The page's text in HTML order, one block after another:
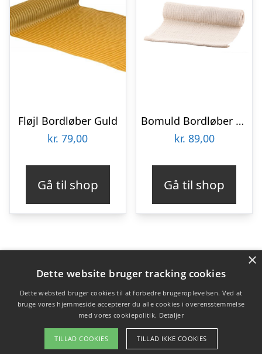
Fløjl Bordløber Guld
kr. 79,00
Gå til shop
Bomuld Bordløber Elfenbenshvid
kr. 89,00
Gå til shop
Varekategorier
Produkter
Forside
Om / kontakt Blog Betingelser
×
Dette website bruger tracking cookies
Dette websted bruger cookies til at forbedre brugeroplevelsen. Ved at
bruge vores hjemmeside accepterer du alle cookies i overensstemmelse
med vores cookiepolitik. Detaljer
TILLAD COOKIES TILLAD IKKE COOKIES